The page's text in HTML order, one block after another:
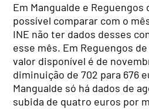
Em Mangualde e Reguengos
possível comparar com o
INE não ter dados desses
esse mês. Em Reguengos
valor disponível é de
diminuição de 702 para 676
Mangualde só há dados de
subida de quatro euros por